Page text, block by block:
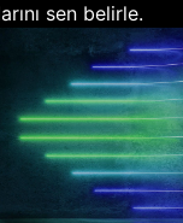
sen belirle.